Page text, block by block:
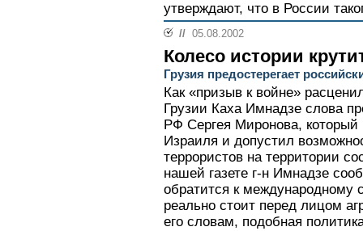
утверждают, что в России
// 05.08.2002
Колесо истории
Грузия предостерегает
Как «призыв к войне»
Грузии Каха Имнадзе слова
РФ Сергея Миронова,
Израиля и допустил
террористов на территории
нашей газете г-н Имнадзе
обратится к международному
реально стоит перед лицом
его словам, подобная